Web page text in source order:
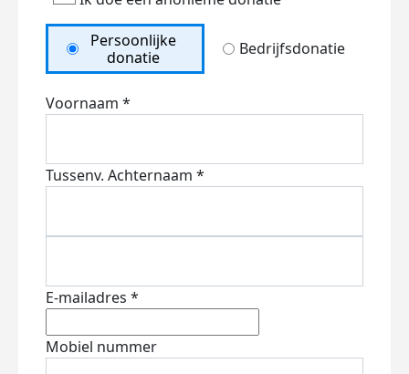
Persoonlijke
donatie
Bedrijfsdonatie
Voornaam *
Tussenv. Achternaam *
E-mailadres *
Mobiel nummer